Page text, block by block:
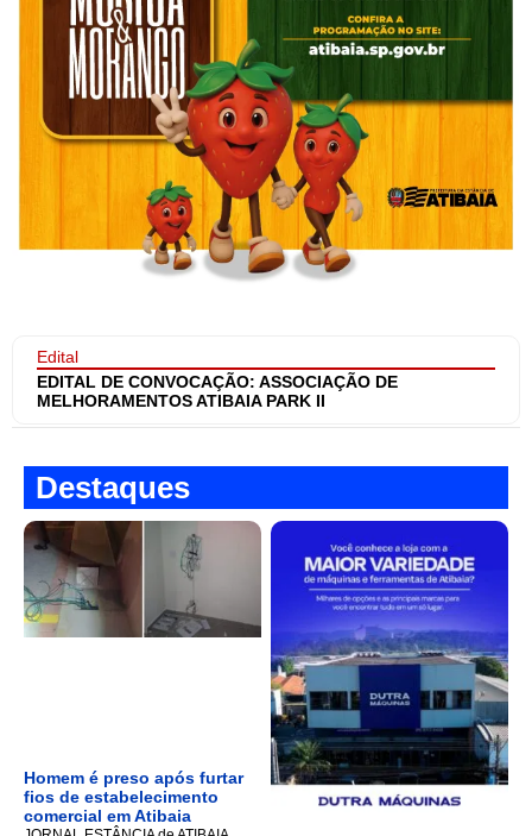
Edital
EDITAL DE CONVOCAÇÃO: ASSOCIAÇÃO DE
MELHORAMENTOS ATIBAIA PARK II
Destaques
Homem é preso após furtar
fios de estabelecimento
comercial em Atibaia